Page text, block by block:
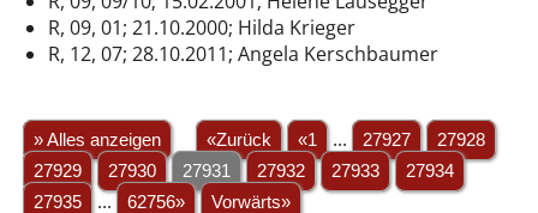
R, 09, 01; 21.10.2000; Hilda Krieger
R, 12, 07; 28.10.2011; Angela Kerschbaumer
» Alles anzeigen «Zurück «1 ... 27927
27928
27929
27930 27931 27932 27933
27934
27935
... 62756» Vorwärts»